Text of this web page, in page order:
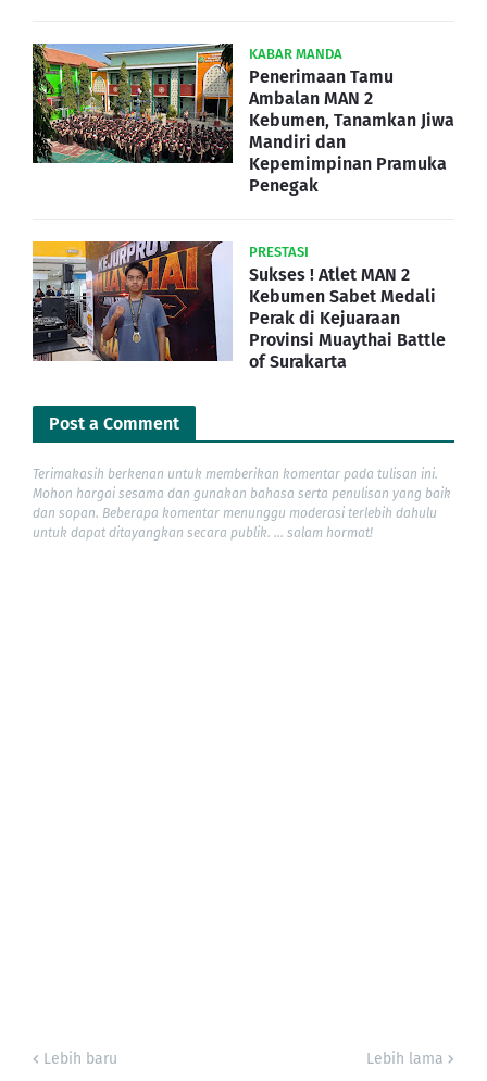
KABAR MANDA
Penerimaan Tamu
Ambalan MAN 2
Kebumen, Tanamkan Jiwa
Mandiri dan
Kepemimpinan Pramuka
Penegak
PRESTASI
Sukses ! Atlet MAN 2
Kebumen Sabet Medali
Perak di Kejuaraan
Provinsi Muaythai Battle
of Surakarta
Post a Comment
Terimakasih berkenan untuk memberikan komentar pada tulisan ini.
Mohon hargai sesama dan gunakan bahasa serta penulisan yang baik
dan sopan. Beberapa komentar menunggu moderasi terlebih dahulu
untuk dapat ditayangkan secara publik. ... salam hormat!
Lebih baru Lebih lama